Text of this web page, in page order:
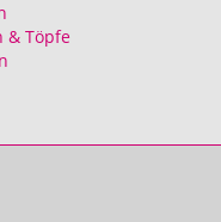
& Töpfe